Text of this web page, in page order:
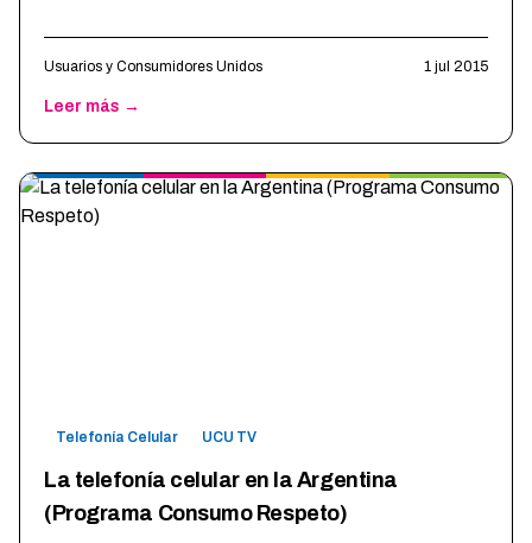
Usuarios y Consumidores Unidos 1 jul 2015
Leer más →
Telefonía Celular UCU TV
La telefonía celular en la Argentina
(Programa Consumo Respeto)